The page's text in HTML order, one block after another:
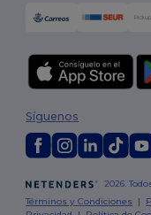
2026.
Términos y Condiciones |
Síguenos